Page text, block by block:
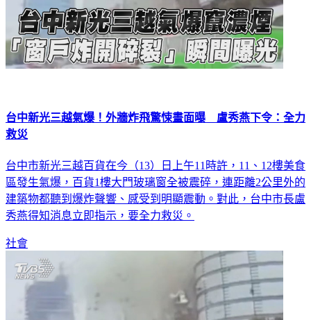
台中新光三越氣爆！外牆炸飛驚悚畫面曝 盧秀燕下令：全力
救災
台中市新光三越百貨在今（13）日上午11時許，11、12樓美食
區發生氣爆，百貨1樓大門玻璃窗全被震碎，連距離2公里外的
建築物都聽到爆炸聲響、感受到明顯震動。對此，台中市長盧
秀燕得知消息立即指示，要全力救災。
社會